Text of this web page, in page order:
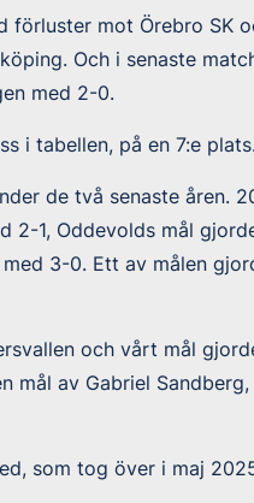
förluster mot Örebro SK
Och i senaste
med 2-0.
i tabellen, på en 7:e plats.
de två senaste åren.
2-1, Oddevolds mål
3-0. Ett av målen
och vårt mål
av Gabriel Sandberg,
som tog över i maj